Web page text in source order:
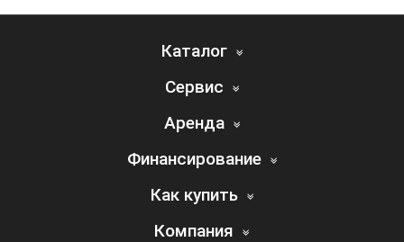
Каталог
Сервис
Аренда
Финансирование
Как купить
Компания